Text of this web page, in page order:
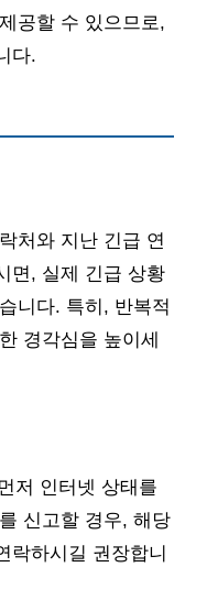
공할 수 있으므로,
다.
처와 지난 긴급 연
면, 실제 긴급 상황
니다. 특히, 반복적
경각심을 높이세
저 인터넷 상태를
신고할 경우, 해당
락하시길 권장합니